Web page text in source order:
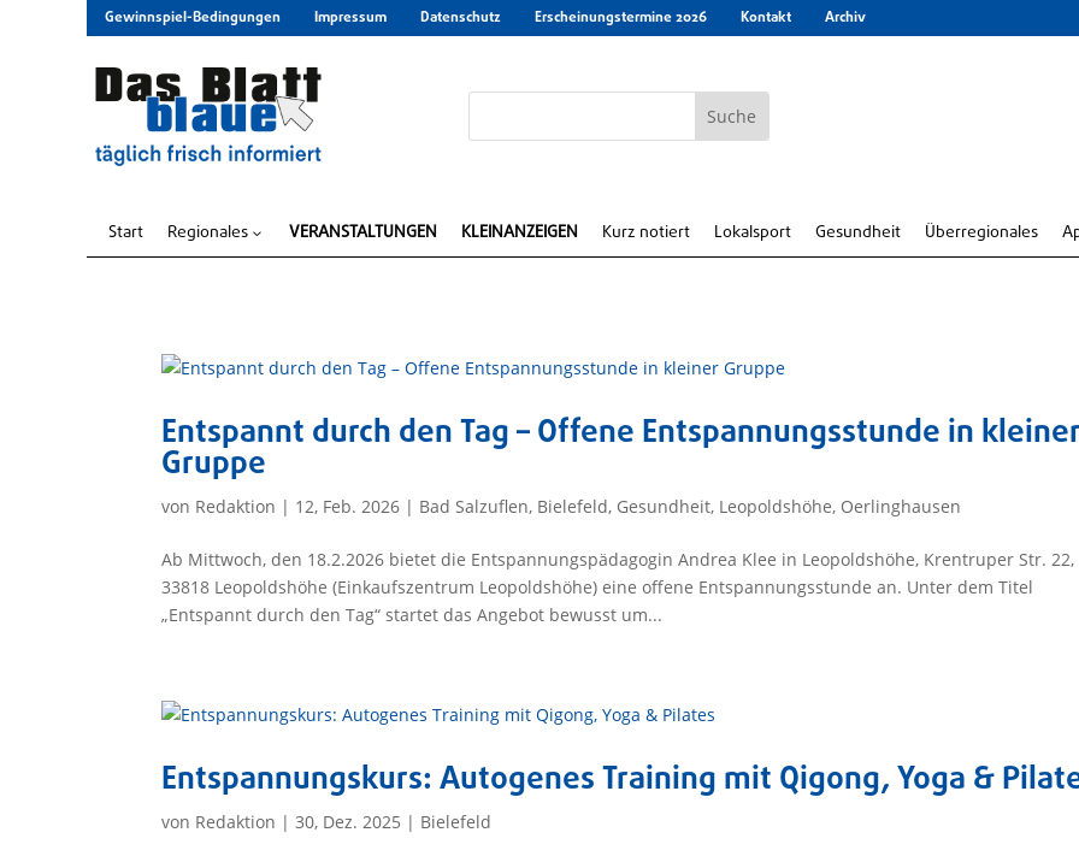
Gewinnspiel-Bedingungen Impressum Datenschutz Erscheinungstermine 2026 Kontakt Archiv
Start Regionales 3 VERANSTALTUNGEN KLEINANZEIGEN Kurz notiert Lokalsport Gesundheit Überregionales
Entspannt durch den Tag – Offene Entspannungsstunde in kleiner
Gruppe
von Redaktion | 12, Feb. 2026 | Bad Salzuflen, Bielefeld, Gesundheit, Leopoldshöhe, Oerlinghausen
Ab Mittwoch, den 18.2.2026 bietet die Entspannungspädagogin Andrea Klee in Leopoldshöhe, Krentruper Str. 22,
33818 Leopoldshöhe (Einkaufszentrum Leopoldshöhe) eine offene Entspannungsstunde an. Unter dem Titel
„Entspannt durch den Tag“ startet das Angebot bewusst um...
Entspannungskurs: Autogenes Training mit Qigong, Yoga &
von Redaktion |30, Dez. 2025 | Bielefeld